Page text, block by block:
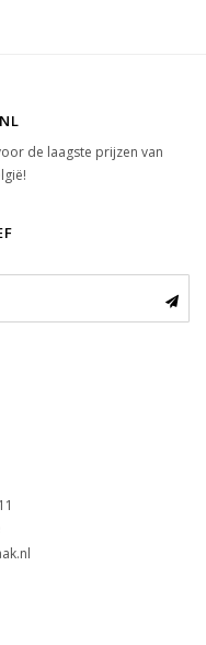
de laagste prijzen van